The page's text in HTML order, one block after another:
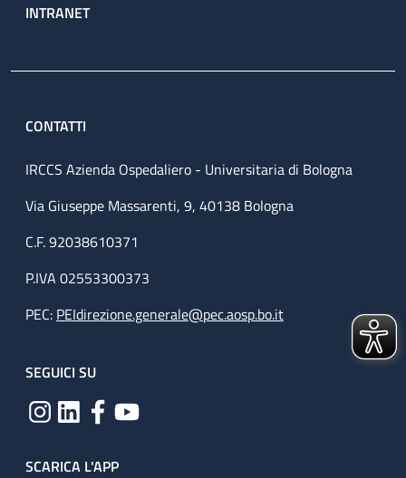
INTRANET
CONTATTI
IRCCS Azienda Ospedaliero - Universitaria di Bologna
Via Giuseppe Massarenti, 9, 40138 Bologna
C.F. 92038610371
P.IVA 02553300373
PEC: PEIdirezione.generale@pec.aosp.bo.it
SEGUICI SU
SCARICA L'APP